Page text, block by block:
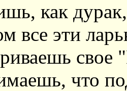
как
все эти
что